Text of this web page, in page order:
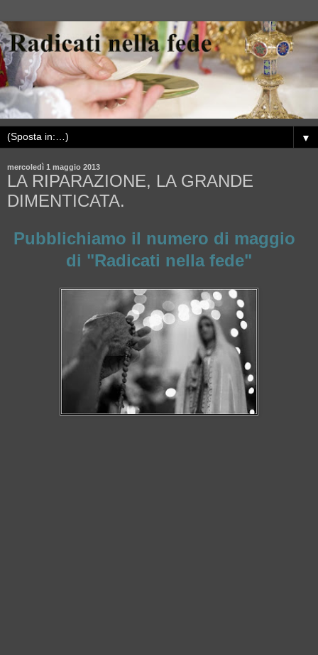
▼
mercoledì 1 maggio 2013
LA RIPARAZIONE, LA GRANDE
DIMENTICATA.
Pubblichiamo il numero di maggio
di "Radicati nella fede"